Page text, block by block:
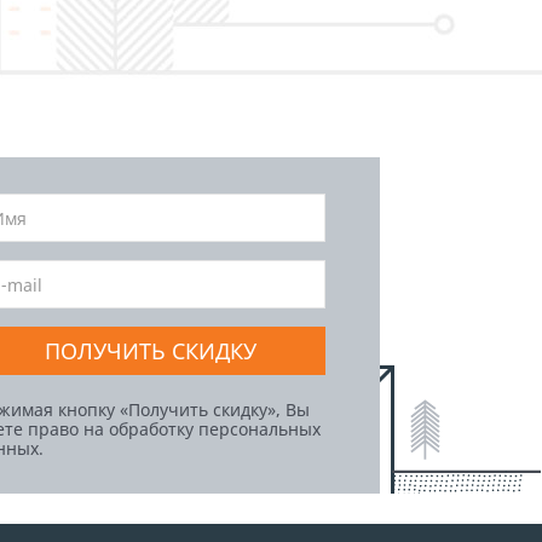
ПОЛУЧИТЬ СКИДКУ
кнопку «Получить скидку», Вы
право на обработку персональных